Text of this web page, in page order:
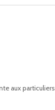
aux particuliers